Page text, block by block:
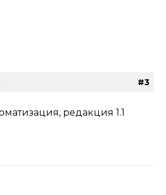
#3
редакция 1.1